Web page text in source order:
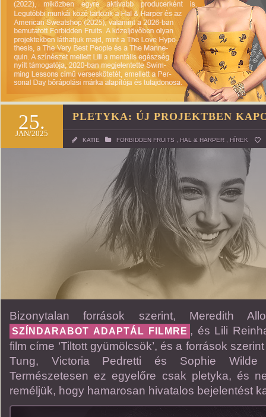
25.
JAN/2025
PLETYKA: ÚJ PROJEKTBEN
KATIE FORBIDDEN FRUITS HAL & HARPER HÍREK
Bizonytalan források szerint, Meredith
SZÍNDARABOT ADAPTÁL FILMRE , és Lili
film címe ‘Tiltott gyümölcsök’, és a források
Tung, Victoria Pedretti és Sophie
Természetesen ez egyelőre csak pletyka, és
reméljük, hogy hamarosan hivatalos bejelentést